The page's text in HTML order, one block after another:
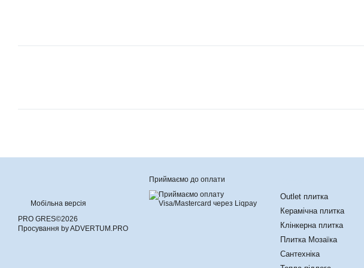
Мобільна версія
PRO GRES©2026
Просування by ADVERTUM.PRO
Приймаємо до оплати
Outlet плитка
Керамічна плитка
Клінкерна плитка
Плитка Мозаїка
Сантехніка